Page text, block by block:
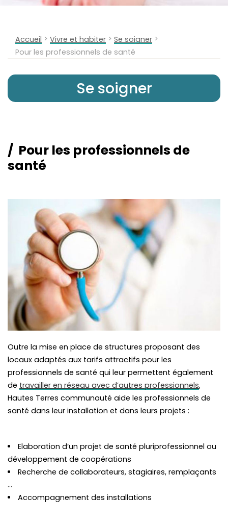
Accueil > Vivre et habiter > Se soigner >
Pour les professionnels de santé
Se soigner
Pour les professionnels de
santé
Outre la mise en place de structures proposant des
locaux adaptés aux tarifs attractifs pour les
professionnels de santé qui leur permettent également
de travailler en réseau avec d’autres professionnels,
Hautes Terres communauté aide les professionnels de
santé dans leur installation et dans leurs projets :
Elaboration d’un projet de santé pluriprofessionnel ou
développement de coopérations
Recherche de collaborateurs, stagiaires, remplaçants
…
Accompagnement des installations